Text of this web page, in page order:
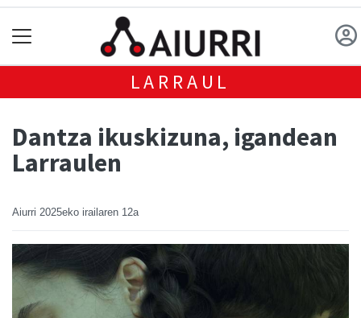
LARRAUL
Dantza ikuskizuna, igandean
Larraulen
Aiurri 2025eko irailaren 12a